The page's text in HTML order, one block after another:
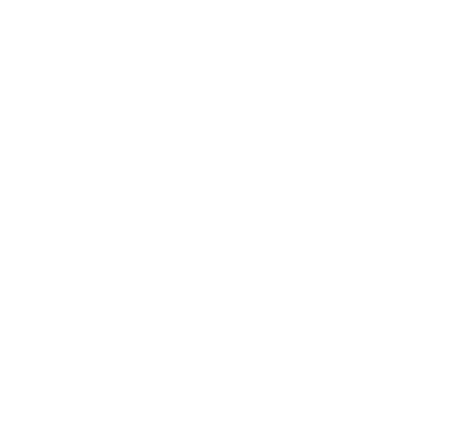
and see latest updates, news, information In